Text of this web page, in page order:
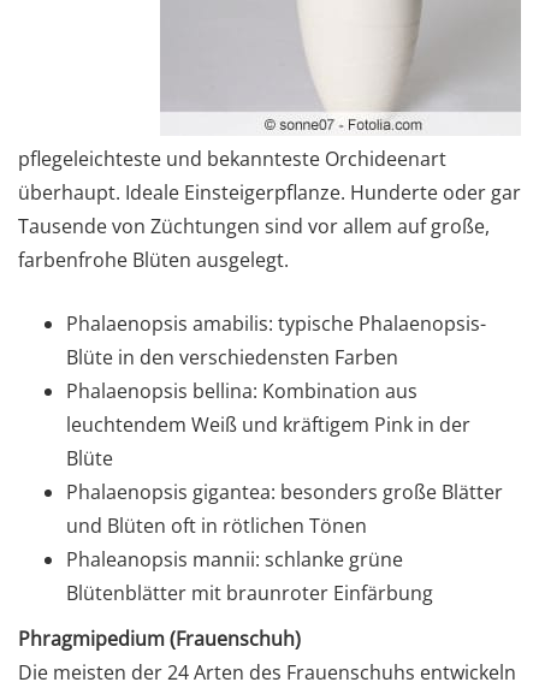
pflegeleichteste und bekannteste Orchideenart
überhaupt. Ideale Einsteigerpflanze. Hunderte oder gar
Tausende von Züchtungen sind vor allem auf große,
farbenfrohe Blüten ausgelegt.
Phalaenopsis amabilis: typische Phalaenopsis-
Blüte in den verschiedensten Farben
Phalaenopsis bellina: Kombination aus
leuchtendem Weiß und kräftigem Pink in der
Blüte
Phalaenopsis gigantea: besonders große Blätter
und Blüten oft in rötlichen Tönen
Phaleanopsis mannii: schlanke grüne
Blütenblätter mit braunroter Einfärbung
Phragmipedium (Frauenschuh)
Die meisten der 24 Arten des Frauenschuhs entwickeln